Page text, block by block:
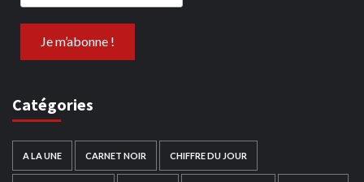
Catégories
A LA UNE CARNET NOIR CHIFFRE DU JOUR